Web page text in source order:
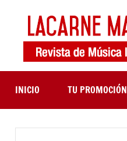
contenido
INICIO TU PROMOCIÓN